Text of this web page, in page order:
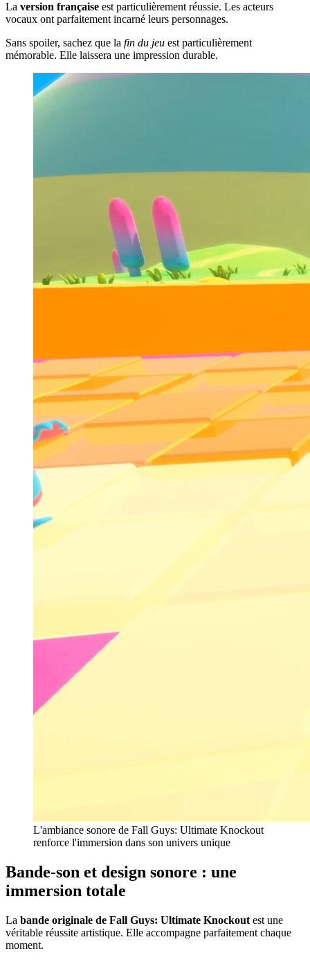
La version française est particulièrement réussie. Les acteurs
vocaux ont parfaitement incarné leurs personnages.
Sans spoiler, sachez que la fin du jeu est particulièrement
mémorable. Elle laissera une impression durable.
L'ambiance sonore de Fall Guys: Ultimate Knockout
renforce l'immersion dans son univers unique
Bande-son et design sonore : une
immersion totale
La bande originale de Fall Guys: Ultimate Knockout est une
véritable réussite artistique. Elle accompagne parfaitement chaque
moment.